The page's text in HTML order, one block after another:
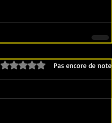
Noté 0 étoile sur 5. Pas encore de note